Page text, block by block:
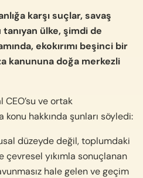
karşı suçlar, savaş
tanıyan ülke, şimdi de
ekokırımı beşinci bir
kanununa doğa merkezli
ve ortak
konu hakkında şunları söyledi:
düzeyde değil, toplumdaki
yıkımla sonuçlanan
hale gelen ve geçim